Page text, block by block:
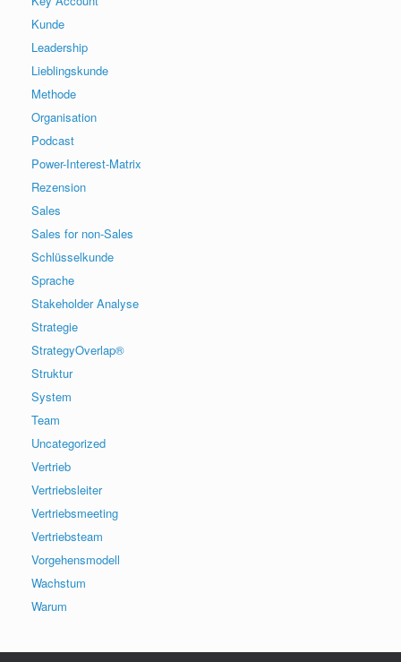
Kunde
Leadership
Lieblingskunde
Methode
Organisation
Podcast
Power-Interest-Matrix
Rezension
Sales
Sales for non-Sales
Schlüsselkunde
Sprache
Stakeholder Analyse
Strategie
StrategyOverlap®
Struktur
System
Team
Uncategorized
Vertrieb
Vertriebsleiter
Vertriebsmeeting
Vertriebsteam
Vorgehensmodell
Wachstum
Warum